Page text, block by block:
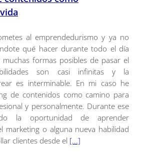
al emprendedurismo y ya no
qué hacer durante todo el día
formas posibles de pasar el
son casi infinitas y la
es interminable. En mi caso he
de contenidos como camino para
y personalmente. Durante ese
la oportunidad de aprender
marketing o alguna nueva habilidad
clientes desde el [...]